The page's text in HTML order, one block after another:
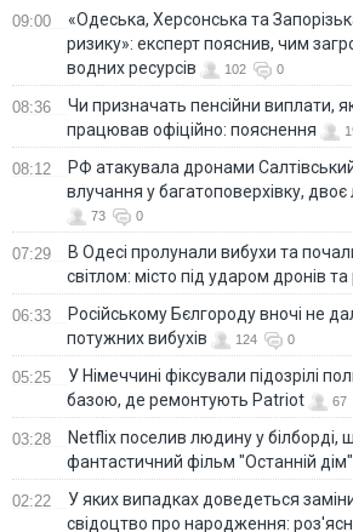
09:00
«Одеська, Херсонська та
ризику»: експерт пояснив, чим
водних ресурсів
102 0
08:36
Чи призначать пенсійни виплати,
працював офіційно: пояснення
08:12
РФ атакувала дронами
влучання у багатоповерхівку,
73 0
07:29
В Одесі пролунали вибухи та
світлом: місто під ударом дронів
06:33
Російському Бєлгороду вночі не
потужних вибухів
124 0
05:25
У Німеччині фіксували підозрілі
базою, де ремонтують Patriot
67
03:28
Netflix поселив людину у білборді,
фантастичний фільм "Останній дім"
02:22
У яких випадках доведеться
свідоцтво про народження: